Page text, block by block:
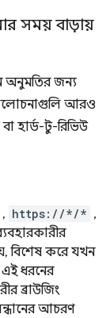
সময় বাড়ায়
অনুমতির জন্য
আরও
হার্ড-টু-রিভিউ
, https://*/* ,
বিশেষ করে যখন
ধরনের
ব্রাউজিং
আচরণ